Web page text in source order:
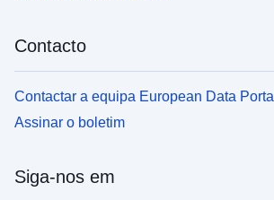
Contacto
Contactar a equipa European Data Portal
Assinar o boletim
Siga-nos em